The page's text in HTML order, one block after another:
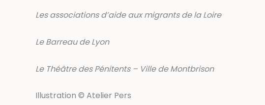
Les associations d’aide aux migrants de la Loire
Le Barreau de Lyon
Le Théâtre des Pénitents – Ville de Montbrison
Illustration © Atelier Pers